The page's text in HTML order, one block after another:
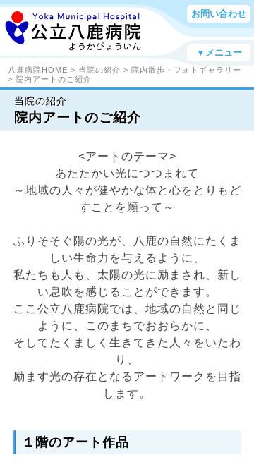
お問い合わせ
▼メニュー
八鹿病院HOME > 当院の紹介 > 院内散歩・フォトギャラリー
> 院内アートのご紹介
当院の紹介
院内アートのご紹介
<アートのテーマ>
あたたかい光につつまれて
～地域の人々が健やかな体と心をとりもど
すことを願って～
ふりそそぐ陽の光が、八鹿の自然にたくま
しい生命力を与えるように、
私たちも人も、太陽の光に励まされ、新し
い息吹を感じることができます。
ここ公立八鹿病院では、地域の自然と同じ
ように、このまちでおおらかに、
そしてたくましく生きてきた人々をいたわ
り、
励ます光の存在となるアートワークを目指
します。
１階のアート作品